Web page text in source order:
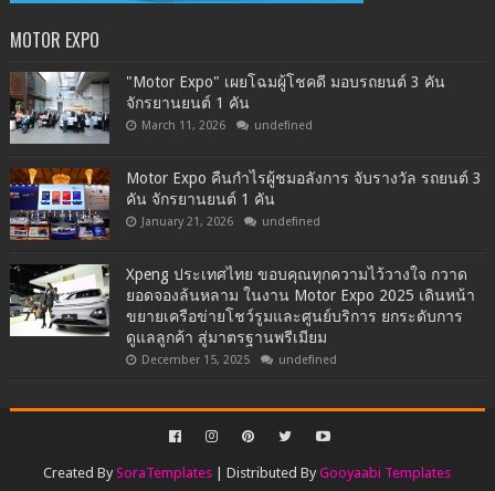
MOTOR EXPO
"Motor Expo" เผยโฉมผู้โชคดี มอบรถยนต์ 3 คัน
จักรยานยนต์ 1 คัน
March 11, 2026 undefined
Motor Expo คืนกำไรผู้ชมอลังการ จับรางวัล รถยนต์ 3
คัน จักรยานยนต์ 1 คัน
January 21, 2026 undefined
Xpeng ประเทศไทย ขอบคุณทุกความไว้วางใจ กวาด
ยอดจองล้นหลาม ในงาน Motor Expo 2025 เดินหน้า
ขยายเครือข่ายโชว์รูมและศูนย์บริการ ยกระดับการ
ดูแลลูกค้า สู่มาตรฐานพรีเมียม
December 15, 2025 undefined
Created BySoraTemplates | Distributed ByGooyaabi Templates